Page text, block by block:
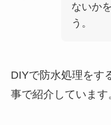
ないか
う。
DIYで防水処理をす
事で紹介しています